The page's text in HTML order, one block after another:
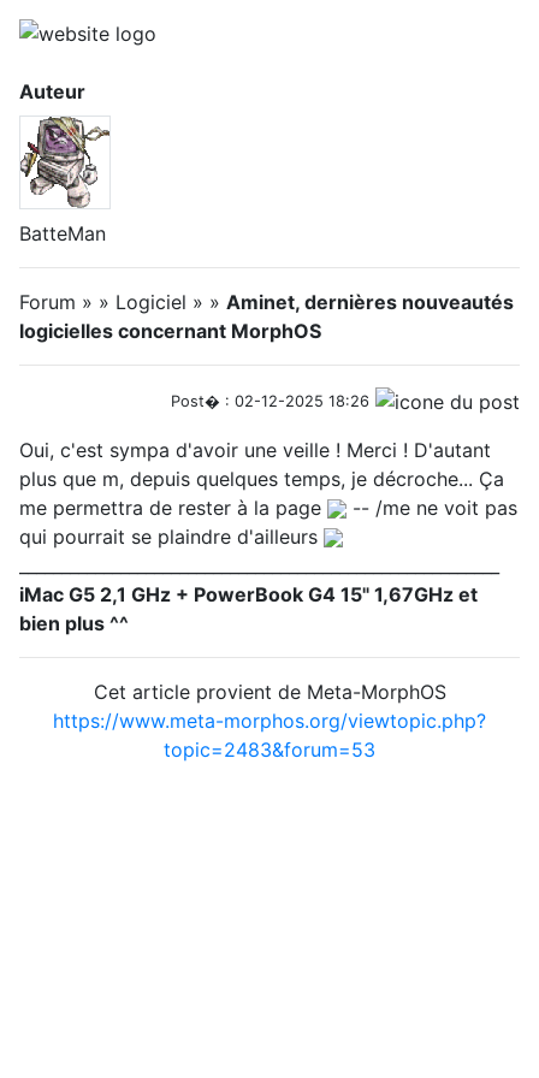
Auteur
BatteMan
Forum » » Logiciel » » Aminet, dernières nouveautés
logicielles concernant MorphOS
Post� : 02-12-2025 18:26
Oui, c'est sympa d'avoir une veille ! Merci ! D'autant
plus que m, depuis quelques temps, je décroche... Ça
me permettra de rester à la page
-- /me ne voit pas
qui pourrait se plaindre d'ailleurs
iMac G5 2,1 GHz + PowerBook G4 15" 1,67GHz et
bien plus ^^
Cet article provient de Meta-MorphOS
https://www.meta-morphos.org/viewtopic.php?
topic=2483&forum=53